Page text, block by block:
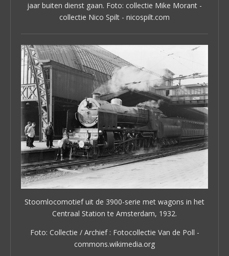
jaar buiten dienst gaan. Foto: collectie Mike Morant -
collectie Nico Spilt - nicospilt.com
Stoomlocomotief uit de 3900-serie met wagons in het
Centraal Station te Amsterdam, 1932.
Foto: Collectie / Archief : Fotocollectie Van de Poll -
commons.wikimedia.org